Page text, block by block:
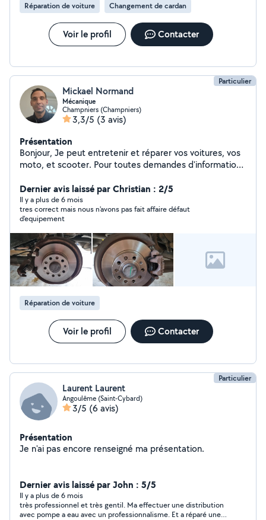
Réparation de voiture Changement de cardan
Voir le profil Contacter
Particulier
Mickael Normand
Mécanique
Champniers (Champniers)
3,3/5 (3 avis)
Présentation
Bonjour, Je peut entretenir et réparer vos voitures, vos
moto, et scooter. Pour toutes demandes d'informations
Dernier avis laissé par Christian : 2/5
Il y a plus de 6 mois
tres correct mais nous n'avons pas fait affaire défaut
d'equipement
Réparation de voiture
Voir le profil Contacter
Particulier
Laurent Laurent
Angoulême (Saint-Cybard)
3/5 (6 avis)
Présentation
Je n'ai pas encore renseigné ma présentation.
Dernier avis laissé par John : 5/5
Il y a plus de 6 mois
très professionnel et très gentil. Ma effectuer une distribution
avec pompe a eau avec un professionnalisme. Et a réparé une